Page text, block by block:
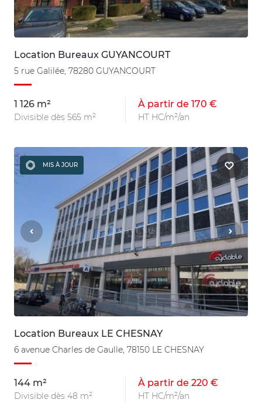
Location Bureaux GUYANCOURT
5 rue Galilée, 78280 GUYANCOURT
1 126 m²
Divisible dès 565 m²
À partir de 170 €
HT HC/m²/an
MIS À JOUR
Location Bureaux LE CHESNAY
6 avenue Charles de Gaulle, 78150 LE CHESNAY
144 m²
Divisible dès 48 m²
À partir de 220 €
HT HC/m²/an